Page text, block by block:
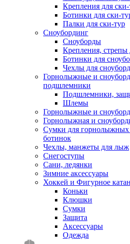
Крепления для
Ботинки для ски-
Палки для ски-тур
Сноубординг
Сноуборды
Крепления, стрепы
Ботинки для
Чехлы для
Горнолыжные и
подшлемники
Подшлемники,
Шлемы
Горнолыжные и
Горнолыжная и
Сумки для горнолыжных
ботинок
Чехлы, манжеты для лыж
Снегоступы
Сани, ледянки
Зимние аксессуары
Хоккей и Фигурное
Коньки
Клюшки
Сумки
Защита
Аксессуары
Одежда